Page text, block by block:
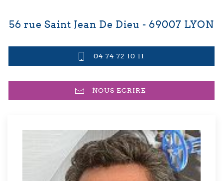
56 rue Saint Jean De Dieu - 69007 LYON
04 74 72 10 11
NOUS ÉCRIRE